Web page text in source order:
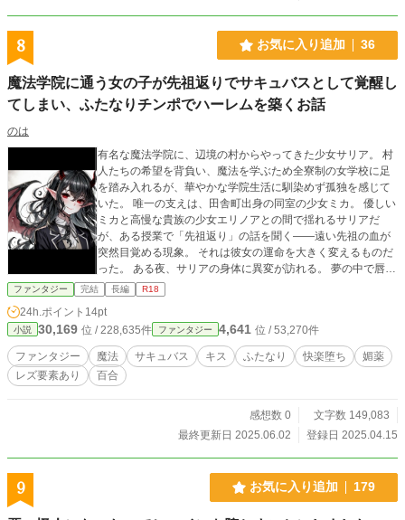
8 お気に入り追加 36
魔法学院に通う女の子が先祖返りでサキュバスとして覚醒し
てしまい、ふたなりチンポでハーレムを築くお話
のは
有名な魔法学院に、辺境の村からやってきた少女サリア。 村
人たちの希望を背負い、魔法を学ぶため全寮制の女学校に足
を踏み入れるが、華やかな学院生活に馴染めず孤独を感じて
いた。 唯一の支えは、田舎町出身の同室の少女ミカ。 優しい
ミカと高慢な貴族の少女エリノアとの間で揺れるサリアだ
が、ある授業で「先祖返り」の話を聞く――遠い先祖の血が
突然目覚める現象。 それは彼女の運命を大きく変えるものだ
った。 ある夜、サリアの身体に異変が訪れる。 夢の中で唇と
秘所から熱が広がり、身体が溶けるような感覚に襲われ―
―。 ノクターンノベルズで同時公開中です。
ファンタジー 完結 長編 R18
24h.ポイント 14pt
小説 30,169 位 / 228,635件 ファンタジー 4,641 位 / 53,270件
ファンタジー 魔法 サキュバス キス ふたなり 快楽堕ち
媚薬
レズ要素あり
百合
感想数 0
文字数 149,083
最終更新日 2025.06.02
登録日 2025.04.15
9 お気に入り追加 179